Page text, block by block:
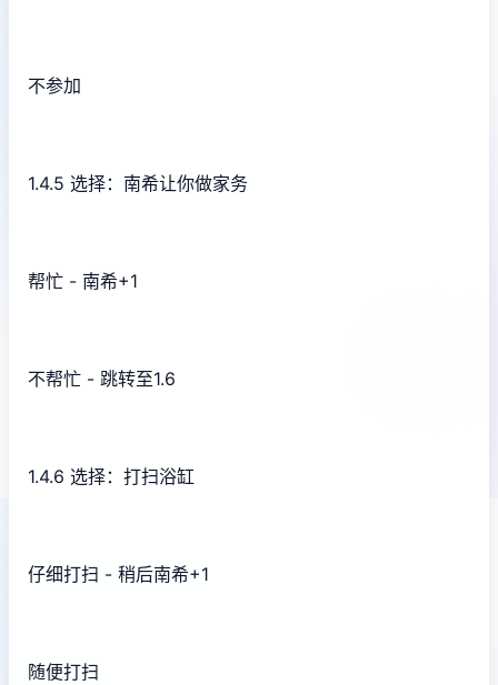
不参加
1.4.5 选择：南希让你做家务
帮忙 - 南希+1
不帮忙 - 跳转至1.6
1.4.6 选择：打扫浴缸
仔细打扫 - 稍后南希+1
随便打扫